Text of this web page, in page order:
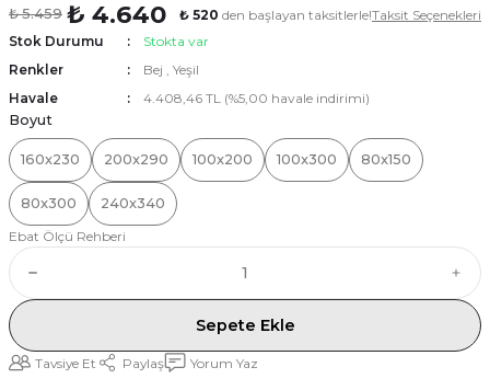
₺ 5.459 ₺ 4.640 ₺ 520 den başlayan taksitlerle!Taksit Seçenekleri
Stok Durumu
Stokta var
Renkler
Bej , Yeşil
Havale
4.408,46 TL (%5,00 havale indirimi)
Boyut
160x230 200x290 100x200 100x300 80x150
80x300
240x340
Ebat Ölçü Rehberi
Sepete Ekle
Tavsiye Et Paylaş Yorum Yaz